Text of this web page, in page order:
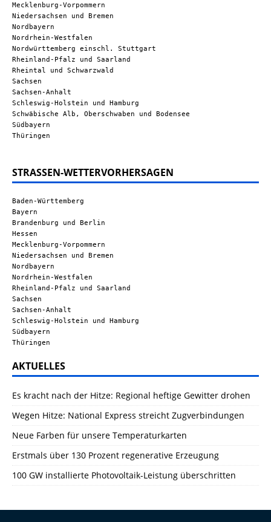
Mecklenburg-Vorpommern
Niedersachsen und Bremen
Nordbayern
Nordrhein-Westfalen
Nordwürttemberg einschl. Stuttgart
Rheinland-Pfalz und Saarland
Rheintal und Schwarzwald
Sachsen
Sachsen-Anhalt
Schleswig-Holstein und Hamburg
Schwäbische Alb, Oberschwaben und Bodensee
Südbayern
Thüringen
STRASSEN-WETTERVORHERSAGEN
Baden-Württemberg
Bayern
Brandenburg und Berlin
Hessen
Mecklenburg-Vorpommern
Niedersachsen und Bremen
Nordbayern
Nordrhein-Westfalen
Rheinland-Pfalz und Saarland
Sachsen
Sachsen-Anhalt
Schleswig-Holstein und Hamburg
Südbayern
Thüringen
AKTUELLES
Es kracht nach der Hitze: Regional heftige Gewitter drohen
Wegen Hitze: National Express streicht Zugverbindungen
Neue Farben für unsere Temperaturkarten
Erstmals über 130 Prozent regenerative Erzeugung
100 GW installierte Photovoltaik-Leistung überschritten